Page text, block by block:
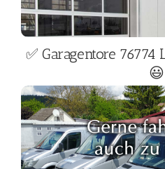
✅ Garagentore
😃